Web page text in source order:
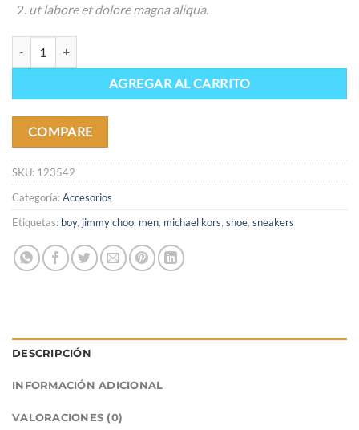
ut labore et dolore magna aliqua.
AGREGAR AL CARRITO
COMPARE
SKU: 123542
Categoría:Accesorios
Etiquetas: boy, jimmy choo, men, michael kors, shoe, sneakers
DESCRIPCIÓN
INFORMACIÓN ADICIONAL
VALORACIONES (0)